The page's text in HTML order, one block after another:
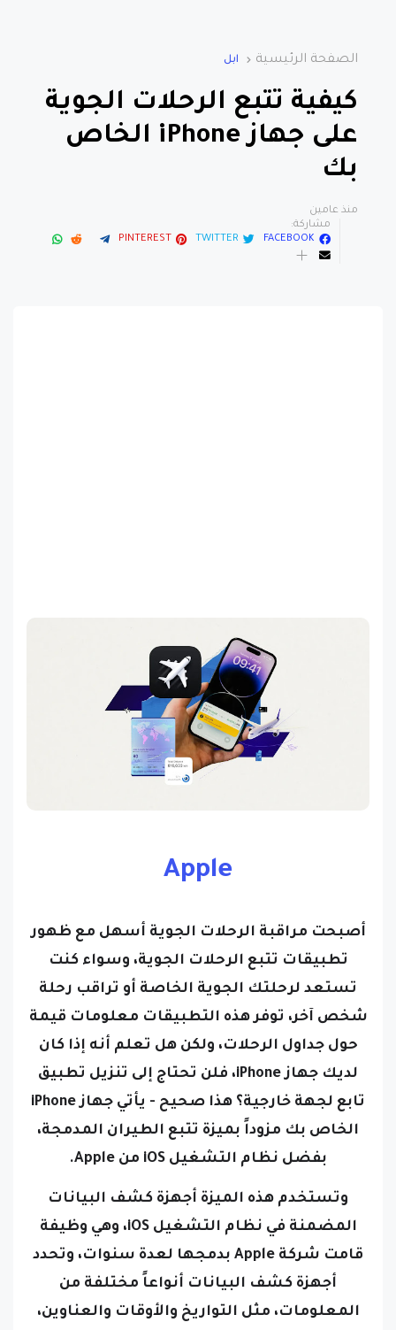
على جهاز iPhone الخاص
بك
منذ عامين
FACEBOOK
تطبيقات تتبع الرحلات الجوية، وسواء كنت
تستعد لرحلتك الجوية الخاصة أو تراقب رحلة
شخص آخر، توفر هذه التطبيقات معلومات قيمة
حول جداول الرحلات، ولكن هل تعلم أنه إذا كان
لديك جهاز iPhone، فلن تحتاج إلى تنزيل تطبيق
تابع لجهة خارجية؟ هذا صحيح - يأتي جهاز iPhone
الخاص بك مزوداً بميزة تتبع الطيران المدمجة،
بفضل نظام التشغيل iOS من Apple.
وتستخدم هذه الميزة أجهزة كشف البيانات
المضمنة في نظام التشغيل iOS، وهي وظيفة
قامت شركة Apple بدمجها لعدة سنوات، وتحدد
أجهزة كشف البيانات أنواعاً مختلفة من
المعلومات، مثل التواريخ والأوقات والعناوين،
وتحولها إلى روابط قابلة للنقر عليها عندما يكون